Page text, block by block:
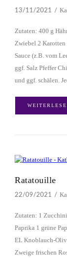
13/11/2021
Zutaten: 400 g
Zwiebel 2 Karotten
Sauce (z.B. vom
ggf. Salz Pfeffer
und ggf. schälen.
Ratatouille
22/09/2021
Zutaten: 1
Paprika 1 grüne
EL Knoblauch-
Zweige frischen